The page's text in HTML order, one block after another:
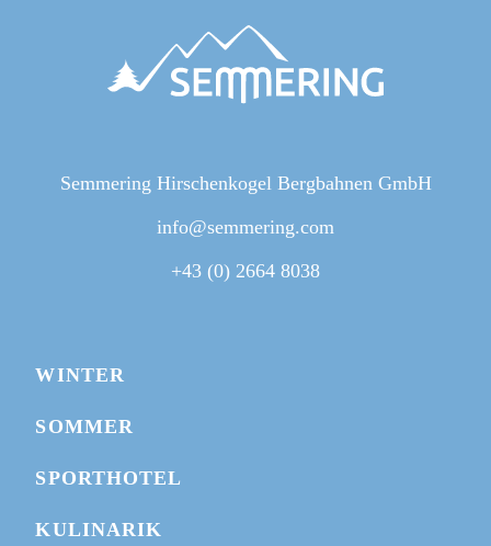
WINTER
SOMMER
SPORTHOTEL
KULINARIK
Semmering Hirschenkogel Bergbahnen GmbH
info@semmering.com
+43 (0) 2664 8038